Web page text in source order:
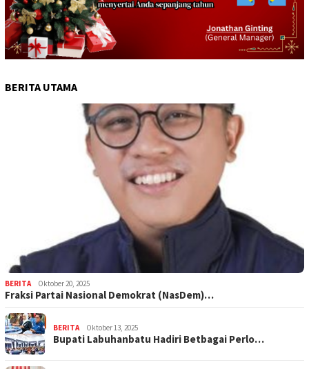
BERITA UTAMA
BERITA Oktober 20, 2025
Fraksi Partai Nasional Demokrat (NasDem)…
BERITA Oktober 13, 2025
Bupati Labuhanbatu Hadiri Betbagai Perlo…